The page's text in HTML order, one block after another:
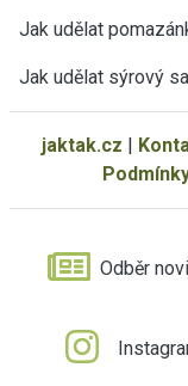
Jak udělat
Jak udělat sýrový
jaktak.cz
Odběr